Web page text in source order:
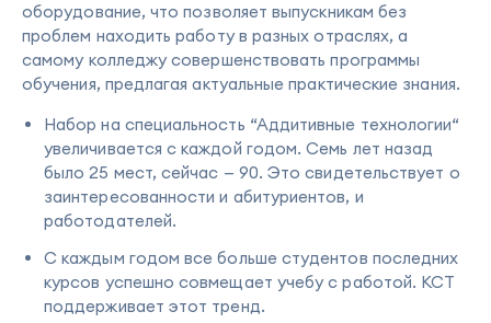
оборудование, что позволяет выпускникам без
проблем находить работу в разных отраслях, а
самому колледжу совершенствовать программы
обучения, предлагая актуальные практические знания.
Набор на специальность “Аддитивные технологии“
увеличивается с каждой годом. Семь лет назад
было 25 мест, сейчас — 90. Это свидетельствует о
заинтересованности и абитуриентов, и
работодателей.
С каждым годом все больше студентов последних
курсов успешно совмещает учебу с работой. КСТ
поддерживает этот тренд.